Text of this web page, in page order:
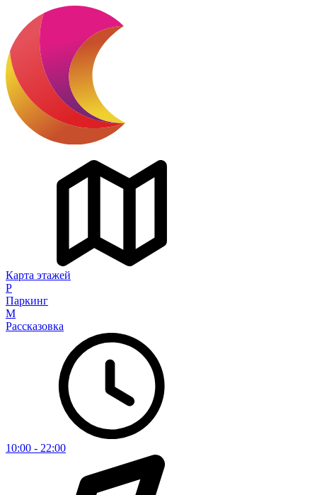
Карта этажей
P
Паркинг
M
Рассказовка
10:00 - 22:00